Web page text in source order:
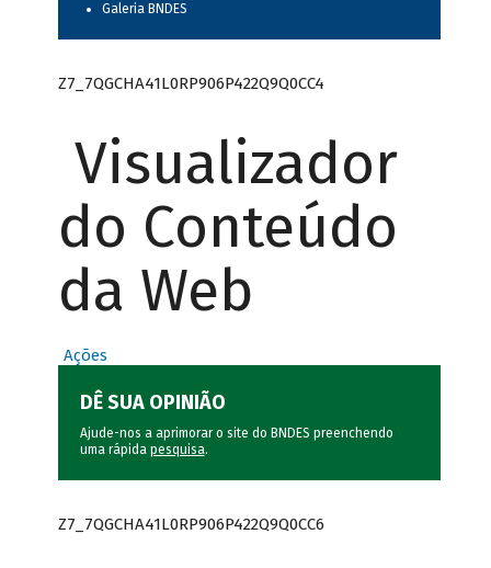
Galeria BNDES
Z7_7QGCHA41L0RP906P422Q9Q0CC4
Visualizador
do Conteúdo
da Web
Ações
DÊ SUA OPINIÃO
Ajude-nos a aprimorar o site do BNDES preenchendo
uma rápida pesquisa.
Z7_7QGCHA41L0RP906P422Q9Q0CC6